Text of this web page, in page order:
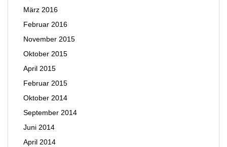
März 2016
Februar 2016
November 2015
Oktober 2015
April 2015
Februar 2015
Oktober 2014
September 2014
Juni 2014
April 2014